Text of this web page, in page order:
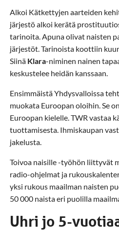
Alkoi Kätkettyjen aarteiden
järjestö alkoi kerätä
tarinoita. Apuna olivat naisten
järjestöt. Tarinoista koottiin
Siinä Klara-niminen nainen
keskustelee heidän kanssaan.
Ensimmäistä Yhdysvalloissa
muokata Euroopan oloihin. Se
Euroopan kielelle. TWR vastaa
tuottamisesta. Ihmiskaupan
jakelusta.
Toivoa naisille -työhön liittyvät
radio-ohjelmat ja
yksi rukous maailman naisten
50 000 naista eri puolilla
Uhri jo 5-